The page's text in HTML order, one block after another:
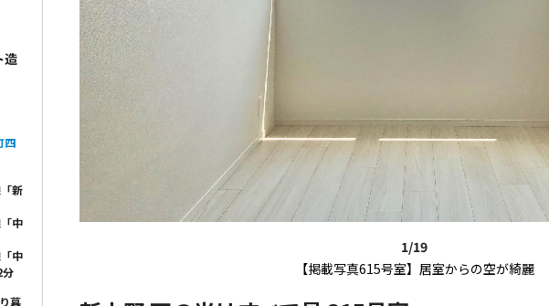
1/19
【掲載写真615号室】居室からの空が綺麗
造
四
新
中
中
分
暮